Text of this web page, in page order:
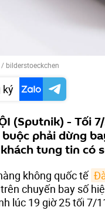
/ bilderstoeckchen
ký
(Sputnik) - Tối
phải dừng
tung tin có
không quốc tế
chuyến bay số
lúc 19 giờ 25 tối 7/